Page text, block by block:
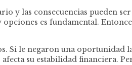
y las consecuencias pueden
es fundamental.
Si le negaron una oportunidad
su estabilidad financiera.